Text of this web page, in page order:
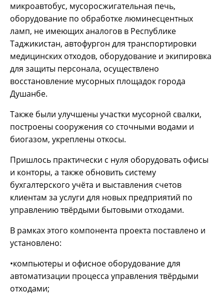
микроавтобус, мусоросжигательная печь,
оборудование по обработке люминесцентных
ламп, не имеющих аналогов в Республике
Таджикистан, автофургон для транспортировки
медицинских отходов, оборудование и экипировка
для защиты персонала, осуществлено
восстановление мусорных площадок города
Душанбе.
Также были улучшены участки мусорной свалки,
построены сооружения со сточными водами и
биогазом, укреплены откосы.
Пришлось практически с нуля оборудовать офисы
и конторы, а также обновить систему
бухгалтерского учёта и выставления счетов
клиентам за услуги для новых предприятий по
управлению твёрдыми бытовыми отходами.
В рамках этого компонента проекта поставлено и
установлено:
•компьютеры и офисное оборудование для
автоматизации процесса управления твёрдыми
отходами;